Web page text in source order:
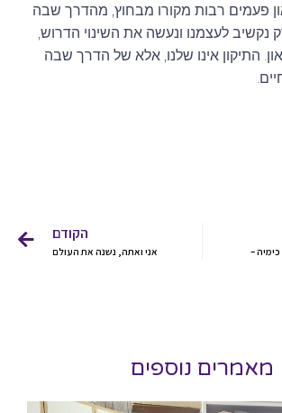
פעמים רבות מקורו מבחוץ, מהדרך שבה
נקשיב לעצמנו ונעשה את השינוי הדרוש,
התיקון אינו שלנו, אלא של הדרך שבה
–
הקודם
אני ואתה, נשנה את העולם
מאמרים נוספים